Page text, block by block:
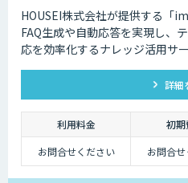
・気軽に問い合わせできる
問い合わせの窓口が電話やメールのみ
その点、チャットボットであれば普
問することができます。また、「相
め、ユーザーもより気軽に問い合わ
チャットボットは多種多様な業界で
たらす存在です。近年は人手不足が
ってチャットボットを活用して業務
す。
HOUSEI株式会社が提供する「
FAQ生成や自動応答を実現し、
応を効率化するナレッジ活用サー
詳細
利用料金 初期
お問合せください
お問合